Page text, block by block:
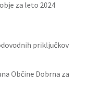
za leto 2024
priključkov
Občine Dobrna za